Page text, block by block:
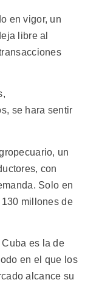
en vigor, un
libre al
se hara sentir
un
con
Solo en
millones de
es la de
en el que los
alcance su